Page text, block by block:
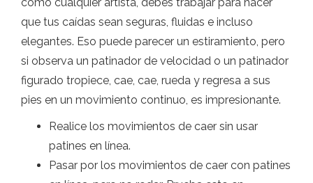
que tus caídas sean seguras, fluidas e incluso
elegantes. Eso puede parecer un estiramiento, pero
si observa un patinador de velocidad o un patinador
figurado tropiece, cae, cae, rueda y regresa a sus
pies en un movimiento continuo, es impresionante.
Realice los movimientos de caer sin usar
patines en línea.
Pasar por los movimientos de caer con patines